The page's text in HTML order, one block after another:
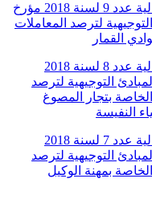
قرار اللجنة التونسية للتحاليل المالية عدد 9 لسنة 2018 مؤرخ
التوجيهية لترصد المعاملات
القمار
قرار اللجنة التونسية للتحاليل المالية عدد 8 لسنة 2018
2018 يتعلق بالمبادئ التوجيهية لترصد
الخاصة بتجار المصوغ
النفيسة
قرار اللجنة التونسية للتحاليل المالية عدد 7 لسنة 2018
2018 يتعلق بالمبادئ التوجيهية لترصد
بمهنة الوكيل